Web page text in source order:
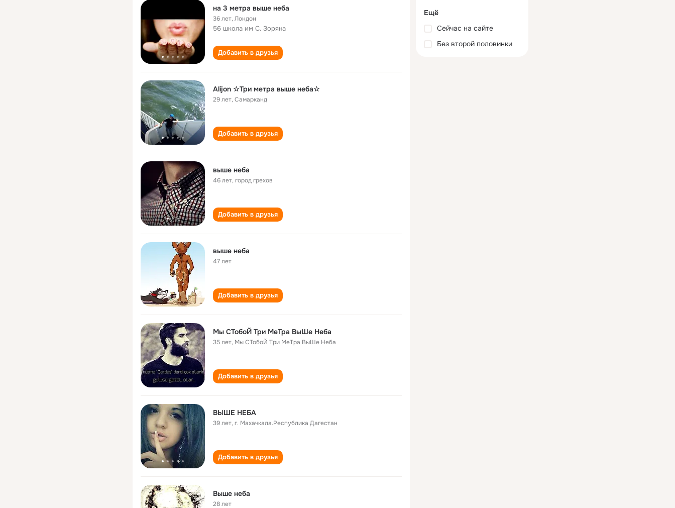
на 3 метра выше неба
36 лет,Лондон
56 школа им С. Зоряна
Добавить в друзья
Alijon ☆Три метра выше неба☆
29 лет,Самарканд
Добавить в друзья
выше неба
46 лет,город грехов
Добавить в друзья
выше неба
47 лет
Добавить в друзья
Мы СТобоЙ Три МеТра ВыШе Неба
35 лет, Мы СТобоЙ Три МеТра ВыШе Неба
Добавить в друзья
ВЫШЕ НЕБА
39 лет,г. Махачкала.Республика Дагестан
Добавить в друзья
Выше неба
28 лет
Ещё
Сейчас на сайте
Без второй половинки